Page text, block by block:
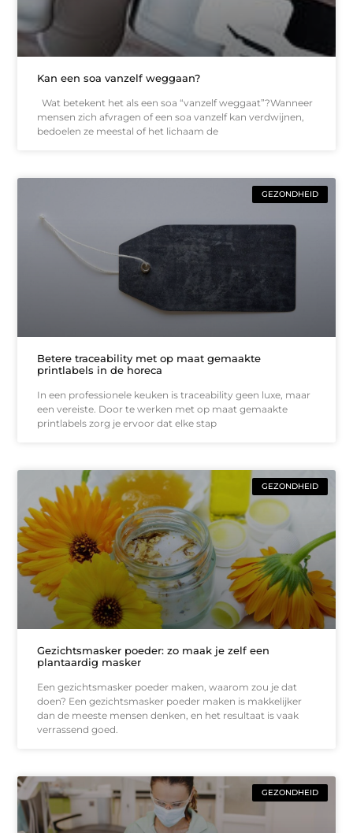
Kan een soa vanzelf weggaan?
Wat betekent het als een soa “vanzelf weggaat”?Wanneer
mensen zich afvragen of een soa vanzelf kan verdwijnen,
bedoelen ze meestal of het lichaam de
GEZONDHEID
Betere traceability met op maat gemaakte
printlabels in de horeca
In een professionele keuken is traceability geen luxe, maar
een vereiste. Door te werken met op maat gemaakte
printlabels zorg je ervoor dat elke stap
GEZONDHEID
Gezichtsmasker poeder: zo maak je zelf een
plantaardig masker
Een gezichtsmasker poeder maken, waarom zou je dat
doen? Een gezichtsmasker poeder maken is makkelijker
dan de meeste mensen denken, en het resultaat is vaak
verrassend goed.
GEZONDHEID